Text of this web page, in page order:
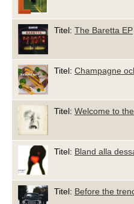
Titel: The Baretta EP
Titel: Champagne
Titel: Welcome to
Titel: Bland alla
Titel: Before the